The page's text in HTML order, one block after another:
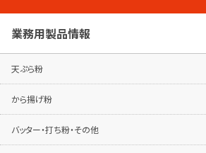
パンフレットはこちらから
業務用製品情報
天ぷら粉
から揚げ粉
バッター・打ち粉・その他